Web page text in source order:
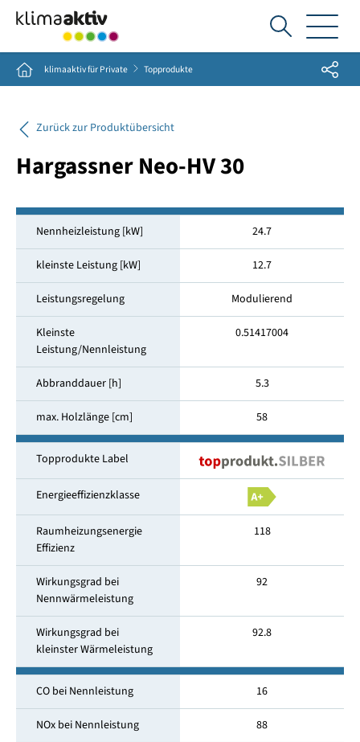
Ich
suche...
Home klimaaktiv für Private Topprodukte Share
Zurück zur Produktübersicht
Hargassner Neo-HV 30
Nennheizleistung [kW] 24.7
kleinste Leistung [kW] 12.7
Leistungsregelung Modulierend
Kleinste
Leistung/Nennleistung
0.51417004
Abbranddauer [h] 5.3
max. Holzlänge [cm] 58
Topprodukte Label
Energieeffizienzklasse
Raumheizungsenergie
Effizienz
118
Wirkungsgrad bei
Nennwärmeleistung
92
Wirkungsgrad bei
kleinster Wärmeleistung
92.8
CO bei Nennleistung 16
NOx bei Nennleistung 88